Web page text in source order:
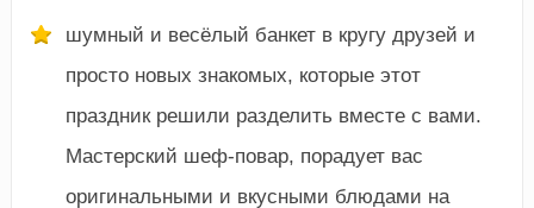
шумный и весёлый банкет в кругу друзей и
просто новых знакомых, которые этот
праздник решили разделить вместе с вами.
Мастерский шеф-повар, порадует вас
оригинальными и вкусными блюдами на